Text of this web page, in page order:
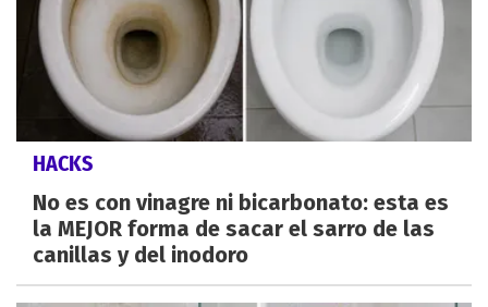
HACKS
No es con vinagre ni bicarbonato: esta es
la MEJOR forma de sacar el sarro de las
canillas y del inodoro